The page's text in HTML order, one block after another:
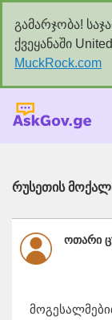
გამარჯობა!
ქვეყანაში
MuckRock.com
რუსეთის
ოთარი